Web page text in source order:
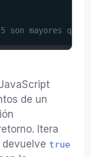
mayores que 3
de un
Itera
true